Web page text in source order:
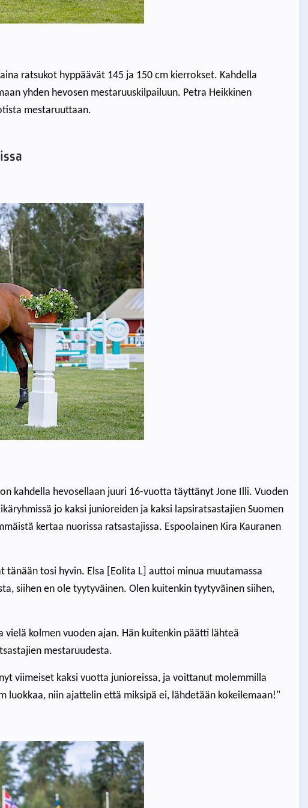
ratsukot hyppäävät 145 ja 150 cm kierrokset. Kahdella
yhden hevosen mestaruuskilpailuun. Petra Heikkinen
mestaruuttaan.
kahdella hevosellaan juuri 16-vuotta täyttänyt Jone Illi. Vuoden
jo kaksi junioreiden ja kaksi lapsiratsastajien Suomen
kertaa nuorissa ratsastajissa. Espoolainen Kira Kauranen
tosi hyvin. Elsa [Eolita L] auttoi minua muutamassa
siihen en ole tyytyväinen. Olen kuitenkin tyytyväinen siihen,
kolmen vuoden ajan. Hän kuitenkin päätti lähteä
mestaruudesta.
viimeiset kaksi vuotta junioreissa, ja voittanut molemmilla
luokkaa, niin ajattelin että miksipä ei, lähdetään kokeilemaan!"